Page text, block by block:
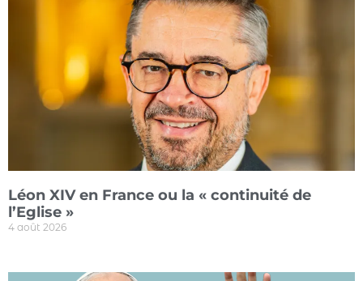
Léon XIV en France ou la « continuité de
l’Eglise »
4 août 2026